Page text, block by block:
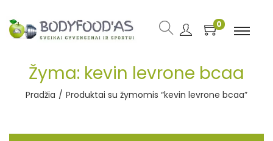
0
Žyma: kevin levrone bcaa
Pradžia / Produktai su žymomis “kevin levrone bcaa”